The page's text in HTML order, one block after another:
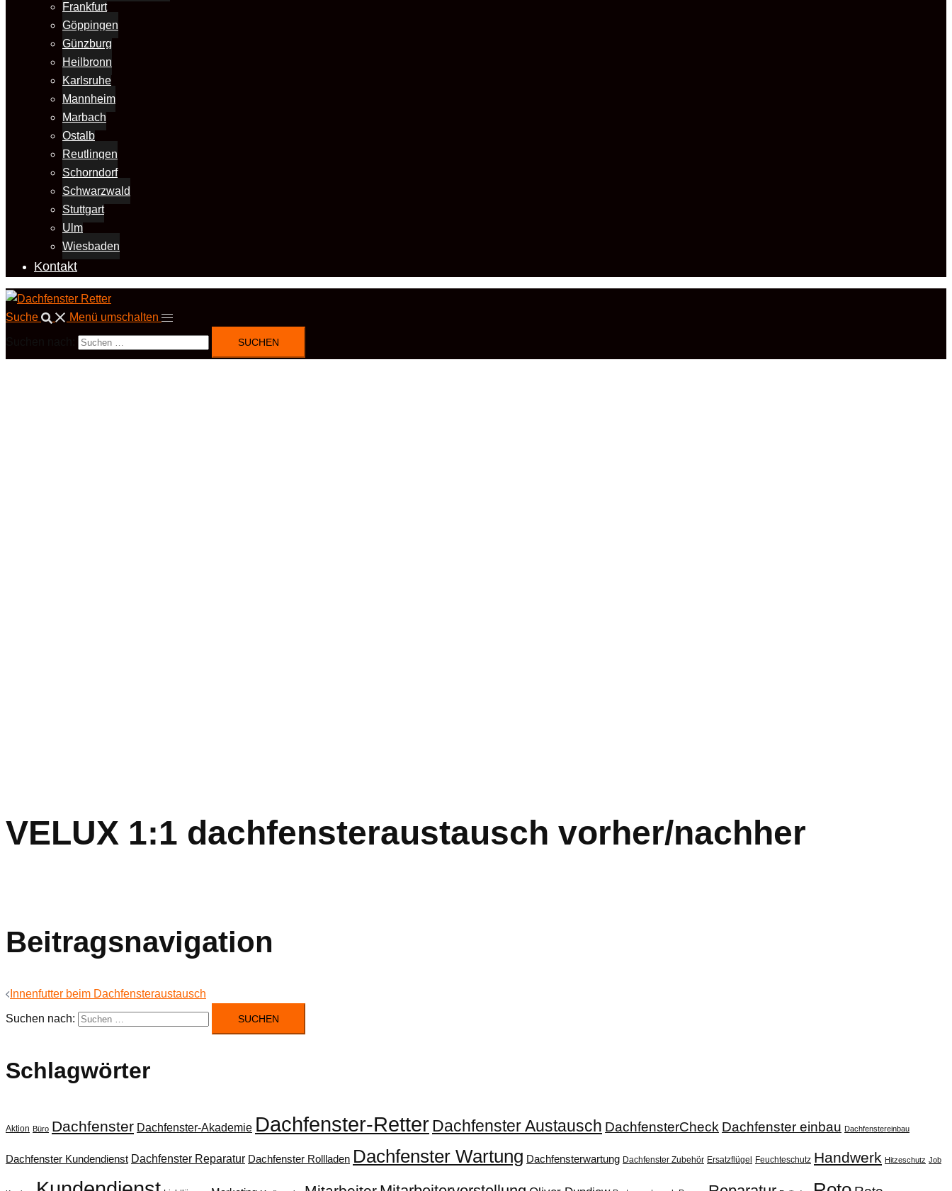
Frankfurt
Göppingen
Günzburg
Heilbronn
Karlsruhe
Mannheim
Marbach
Ostalb
Reutlingen
Schorndorf
Schwarzwald
Stuttgart
Ulm
Wiesbaden
Kontakt
Suche Menü umschalten
VELUX 1:1 dachfensteraustausch vorher/nachher
Beitragsnavigation
Innenfutter beim Dachfensteraustausch
Suchen nach:
Schlagwörter
Aktion Büro Dachfenster Dachfenster-Akademie Dachfenster-RetterDachfenster Austausch DachfensterCheck Dachfenster einbau Dachfenstereinbau
Dachfenster Kundendienst Dachfenster Reparatur Dachfenster Rollladen Dachfenster Wartung Dachfensterwartung Dachfenster Zubehör Ersatzflügel Feuchteschutz Handwerk Hitzeschutz Job